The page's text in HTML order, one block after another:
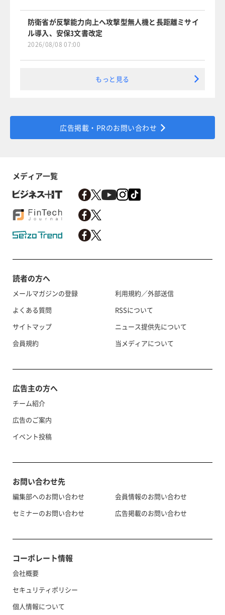
防衛省が反撃能力向上へ攻撃型無人機と長距離ミサイ
ル導入、安保3文書改定
2026/08/08 07:00
もっと見る
広告掲載・PRのお問い合わせ
メディア一覧
読者の方へ
メールマガジンの登録
よくある質問
サイトマップ
会員規約
利用規約／外部送信
RSSについて
ニュース提供先について
当メディアについて
広告主の方へ
チーム紹介
広告のご案内
イベント投稿
お問い合わせ先
編集部へのお問い合わせ
セミナーのお問い合わせ
会員情報のお問い合わせ
広告掲載のお問い合わせ
コーポレート情報
会社概要
セキュリティポリシー
個人情報について